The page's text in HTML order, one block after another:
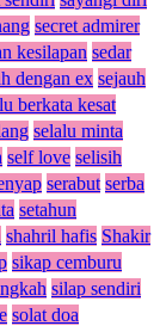
secret admirer
kesilapan sedar
dengan ex sejauh
berkata kesat
selalu minta
self love selisih
serabut serba
setahun
shahril hafis Shakir
sikap cemburu
silap sendiri
solat doa